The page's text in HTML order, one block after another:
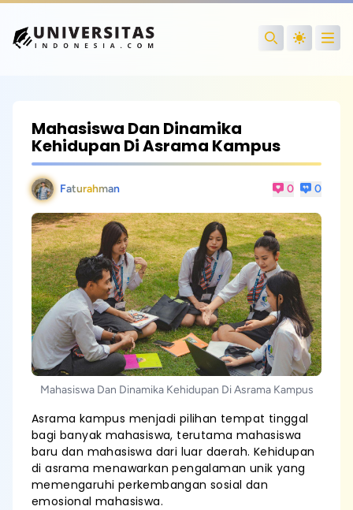
Search
Mahasiswa Dan Dinamika
Kehidupan Di Asrama Kampus
Faturahman 0 0
Mahasiswa Dan Dinamika Kehidupan Di Asrama Kampus
Asrama kampus menjadi pilihan tempat tinggal
bagi banyak mahasiswa, terutama mahasiswa
baru dan mahasiswa dari luar daerah. Kehidupan
di asrama menawarkan pengalaman unik yang
memengaruhi perkembangan sosial dan
emosional mahasiswa.